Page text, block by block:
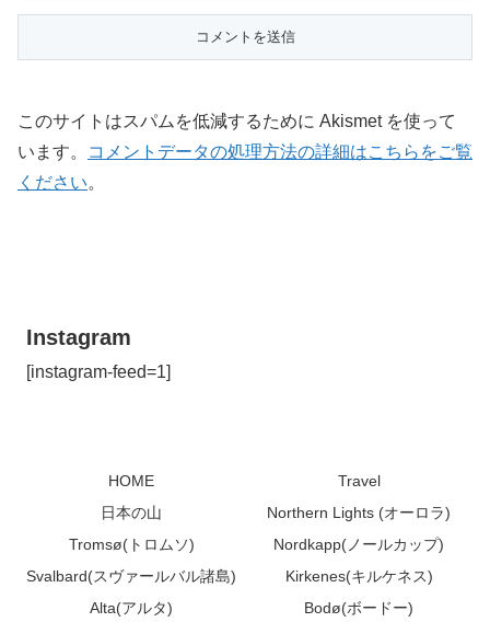
このサイトはスパムを低減するために Akismet を使って
います。
コメントデータの処理方法の詳細はこちらをご覧
ください。
Instagram
[instagram-feed=1]
HOME
Travel
日本の山
Northern Lights (オーロラ)
Tromsø(トロムソ)
Nordkapp(ノールカップ)
Svalbard(スヴァールバル諸島)
Kirkenes(キルケネス)
Alta(アルタ)
Bodø(ボードー)